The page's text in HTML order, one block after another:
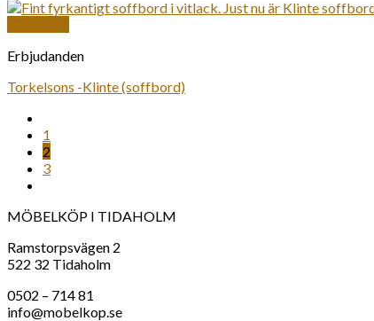
Erbjudanden
Torkelsons -Klinte (soffbord)
1
2
3
MÖBELKÖP I TIDAHOLM
Ramstorpsvägen 2
522 32 Tidaholm
0502 – 714 81
info@mobelkop.se